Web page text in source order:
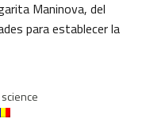
Maninova, del
para establecer la